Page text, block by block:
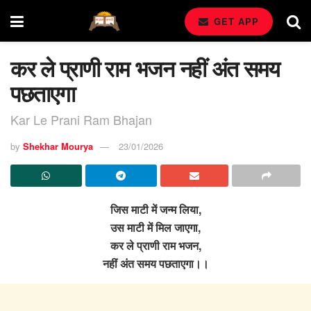
GET APP
कर ले प्राणी राम भजन नहीं अंत समय
पछताएगा
Kar Le Prani Ram Bhajan
by Shekhar Mourya 23/01/2026
जिस माटी में जन्म लिया,
उस माटी में मिल जाएगा,
कर ले प्राणी राम भजन,
नहीं अंत समय पछताएगा।।